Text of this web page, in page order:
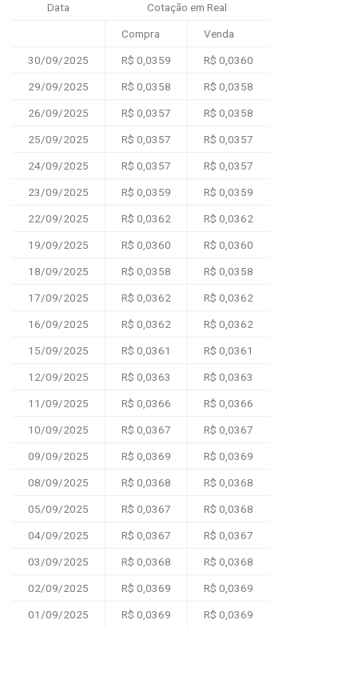
Data Cotação em Real
Compra Venda
30/09/2025 R$ 0,0359 R$ 0,0360
29/09/2025 R$ 0,0358 R$ 0,0358
26/09/2025 R$ 0,0357 R$ 0,0358
25/09/2025 R$ 0,0357 R$ 0,0357
24/09/2025 R$ 0,0357 R$ 0,0357
23/09/2025 R$ 0,0359 R$ 0,0359
22/09/2025 R$ 0,0362 R$ 0,0362
19/09/2025 R$ 0,0360 R$ 0,0360
18/09/2025 R$ 0,0358 R$ 0,0358
17/09/2025 R$ 0,0362 R$ 0,0362
16/09/2025 R$ 0,0362 R$ 0,0362
15/09/2025 R$ 0,0361 R$ 0,0361
12/09/2025 R$ 0,0363 R$ 0,0363
11/09/2025 R$ 0,0366 R$ 0,0366
10/09/2025 R$ 0,0367 R$ 0,0367
09/09/2025 R$ 0,0369 R$ 0,0369
08/09/2025 R$ 0,0368 R$ 0,0368
05/09/2025 R$ 0,0367 R$ 0,0368
04/09/2025 R$ 0,0367 R$ 0,0367
03/09/2025 R$ 0,0368 R$ 0,0368
02/09/2025 R$ 0,0369 R$ 0,0369
01/09/2025 R$ 0,0369 R$ 0,0369